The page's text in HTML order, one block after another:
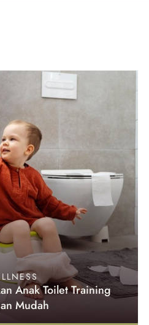
Anak Toilet Training
Mudah